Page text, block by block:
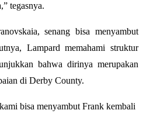
tegasnya.
senang bisa menyambut
Lampard memahami struktur
bahwa dirinya merupakan
di Derby County.
bisa menyambut Frank kembali